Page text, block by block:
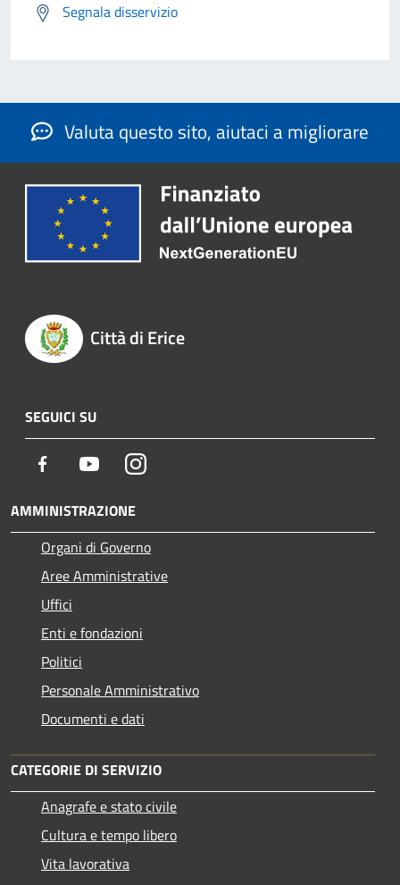
Segnala disservizio
Valuta questo sito, aiutaci a migliorare
Città di Erice
SEGUICI SU
Facebook YoutubeInstagram
AMMINISTRAZIONE
Organi di Governo
Aree Amministrative
Uffici
Enti e fondazioni
Politici
Personale Amministrativo
Documenti e dati
CATEGORIE DI SERVIZIO
Anagrafe e stato civile
Cultura e tempo libero
Vita lavorativa